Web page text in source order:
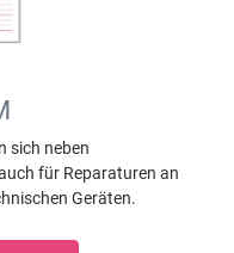
sich neben
für Reparaturen an
Geräten.